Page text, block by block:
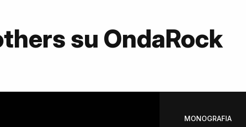
su OndaRock
MONOGRAFIA